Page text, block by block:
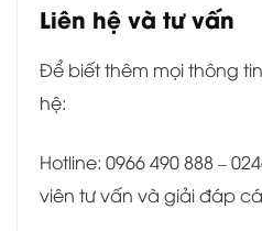
Liên hệ và tư vấn
Để biết thêm mọi thông
hệ:
Hotline: 0966 490 888 –
viên tư vấn và giải đáp